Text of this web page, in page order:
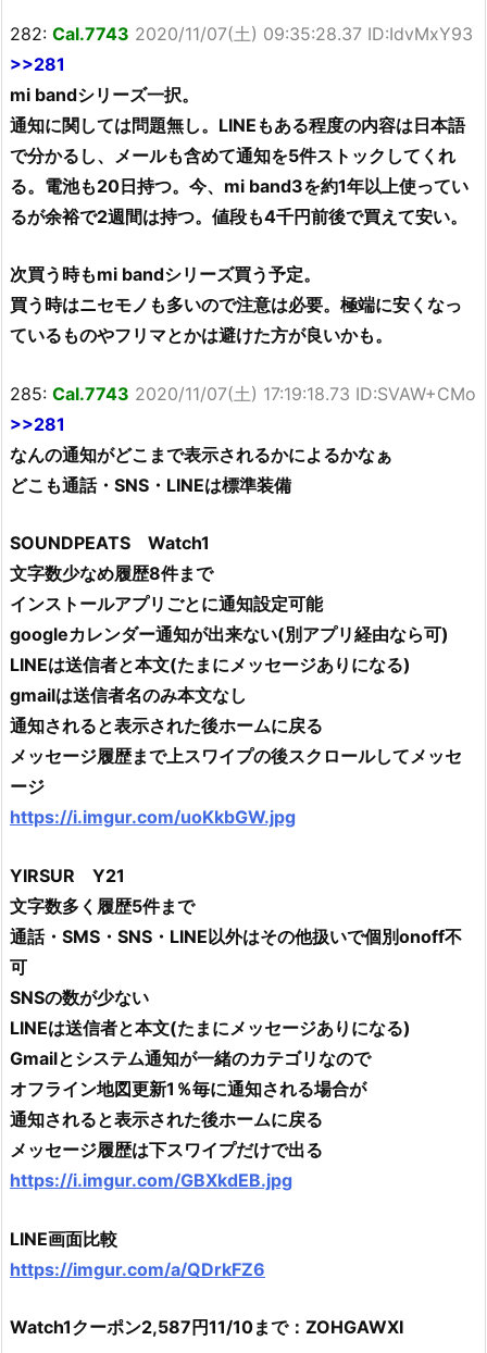
282: Cal.7743 2020/11/07(土) 09:35:28.37 ID:IdvMxY93
>>281
mi bandシリーズ一択。
通知に関しては問題無し。LINEもある程度の内容は日本語
で分かるし、メールも含めて通知を5件ストックしてくれ
る。電池も20日持つ。今、mi band3を約1年以上使ってい
るが余裕で2週間は持つ。値段も4千円前後で買えて安い。
次買う時もmi bandシリーズ買う予定。
買う時はニセモノも多いので注意は必要。極端に安くなっ
ているものやフリマとかは避けた方が良いかも。
285: Cal.7743 2020/11/07(土) 17:19:18.73 ID:SVAW+CMo
>>281
なんの通知がどこまで表示されるかによるかなぁ
どこも通話・SNS・LINEは標準装備
SOUNDPEATS Watch1
文字数少なめ履歴8件まで
インストールアプリごとに通知設定可能
googleカレンダー通知が出来ない(別アプリ経由なら可)
LINEは送信者と本文(たまにメッセージありになる)
gmailは送信者名のみ本文なし
通知されると表示された後ホームに戻る
メッセージ履歴まで上スワイプの後スクロールしてメッセ
ージ
https://i.imgur.com/uoKkbGW.jpg
YIRSUR Y21
文字数多く履歴5件まで
通話・SMS・SNS・LINE以外はその他扱いで個別onoff不
可
SNSの数が少ない
LINEは送信者と本文(たまにメッセージありになる)
Gmailとシステム通知が一緒のカテゴリなので
オフライン地図更新1％毎に通知される場合が
通知されると表示された後ホームに戻る
メッセージ履歴は下スワイプだけで出る
https://i.imgur.com/GBXkdEB.jpg
LINE画面比較
https://imgur.com/a/QDrkFZ6
Watch1クーポン2,587円11/10まで：ZOHGAWXI